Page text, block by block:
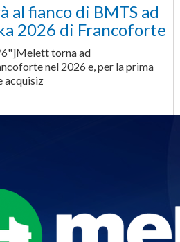
al fianco di BMTS ad
2026 di Francoforte
torna ad
nel 2026 e, per la prima
acquisiz